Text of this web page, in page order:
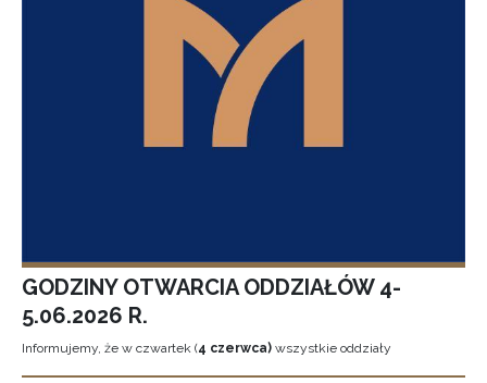
GODZINY OTWARCIA ODDZIAŁÓW 4-
5.06.2026 R.
Informujemy, że w czwartek (4 czerwca) wszystkie oddziały